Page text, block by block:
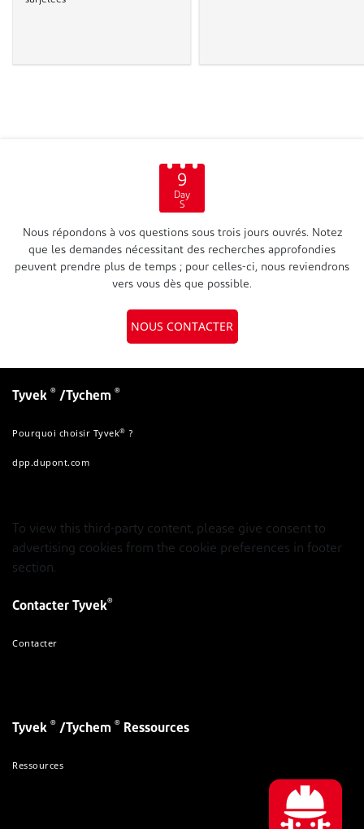
9
Day
S
Nous répondons à vos questions sous trois jours ouvrés. Notez
que les demandes nécessitant des recherches approfondies
peuvent prendre plus de temps ; pour celles-ci, nous reviendrons
vers vous dès que possible.
NOUS CONTACTER
Tyvek ® /Tychem ®
Pourquoi choisir Tyvek® ?
dpp.dupont.com
To view this third-party content, please give consent to
advertising cookies from the cookie preferences in footer
section.
Contacter Tyvek®
Contacter
Tyvek ® /Tychem ® Ressources
Ressources